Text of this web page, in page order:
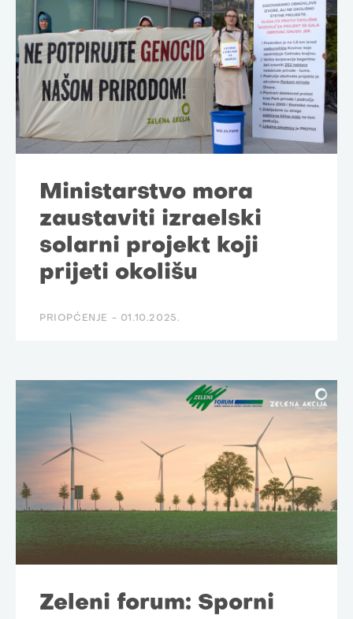
Ministarstvo mora
zaustaviti izraelski
solarni projekt koji
prijeti okolišu
PRIOPĆENJE - 01.10.2025.
Zeleni forum: Sporni